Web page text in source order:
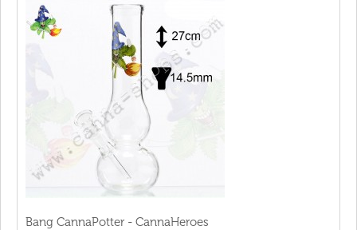
Bang CannaPotter - CannaHeroes